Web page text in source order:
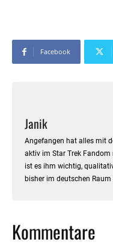
Facebook
Janik
Angefangen hat alles mit
aktiv im Star Trek
ist es ihm wichtig,
bisher im deutschen
Kommentare